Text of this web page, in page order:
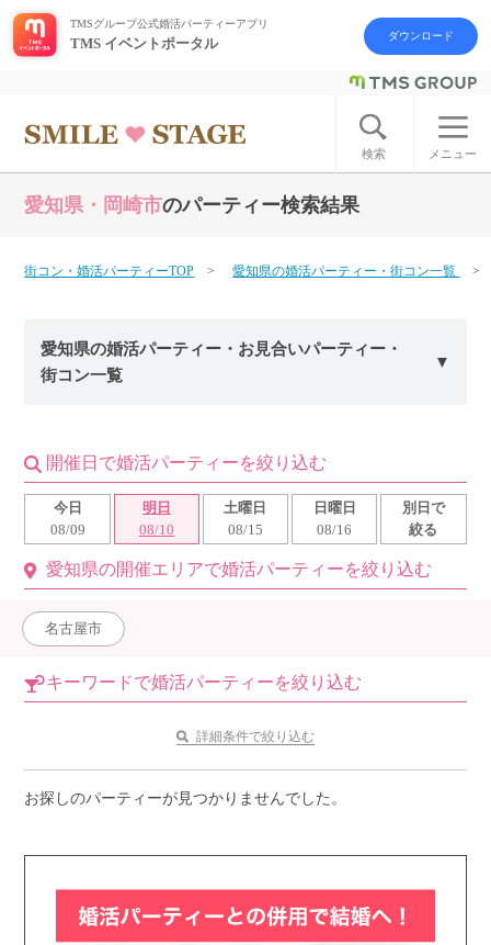
ログイン アカウント登録
はじめての方へ
今週の婚活パーティー
よくあるご質問
お問い合わせ
利用規約
個人情報保護方針launch
子どもの安全基準に関するポリシー
公式アカウントで最新情報を配信中！
約1,300店の中から
おすすめの優良結婚相談所をご紹介
TMSグループ公式婚活パーティーアプリ
TMS イベントポータル ダウンロード
検索 メニュー
愛知県・岡崎市のパーティー検索結果
街コン・婚活パーティーTOP 愛知県の婚活パーティー・街コン一覧
愛知県の婚活パーティー・お見合いパーティー・
街コン一覧
開催日で婚活パーティーを絞り込む
今日
08/09
明日
08/10
土曜日
08/15
日曜日
08/16
別日で
絞る
愛知県の開催エリアで婚活パーティーを絞り込む
名古屋市
キーワードで婚活パーティーを絞り込む
詳細条件で絞り込む
お探しのパーティーが見つかりませんでした。